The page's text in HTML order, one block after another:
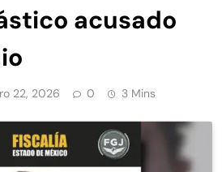
acusado
22, 2026 0 3 Mins